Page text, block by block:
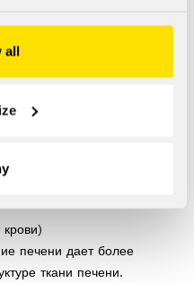
all
употребляющих
печени дает более
ткани печени.